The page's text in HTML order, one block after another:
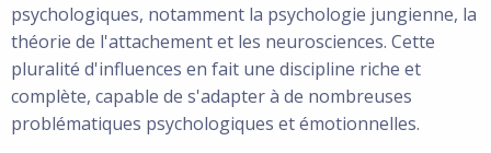
psychologiques, notamment la psychologie jungienne, la
théorie de l'attachement et les neurosciences. Cette
pluralité d'influences en fait une discipline riche et
complète, capable de s'adapter à de nombreuses
problématiques psychologiques et émotionnelles.